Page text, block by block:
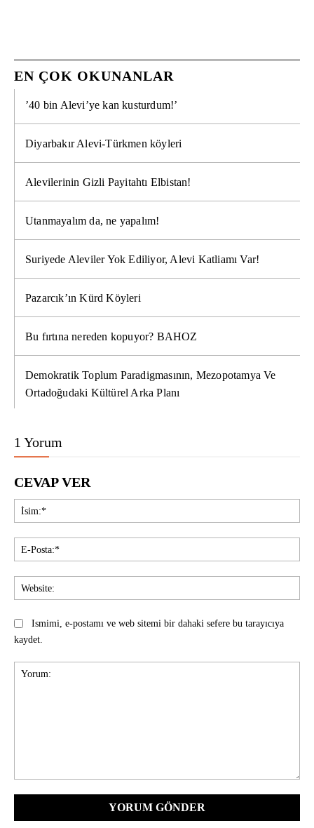
EN ÇOK OKUNANLAR
’40 bin Alevi’ye kan kusturdum!’
Diyarbakır Alevi-Türkmen köyleri
Alevilerinin Gizli Payitahtı Elbistan!
Utanmayalım da, ne yapalım!
Suriyede Aleviler Yok Ediliyor, Alevi Katliamı Var!
Pazarcık’ın Kürd Köyleri
Bu fırtına nereden kopuyor? BAHOZ
Demokratik Toplum Paradigmasının, Mezopotamya Ve
Ortadoğudaki Kültürel Arka Planı
1 Yorum
CEVAP VER
Ismimi, e-postamı ve web sitemi bir dahaki sefere bu tarayıcıya
kaydet.